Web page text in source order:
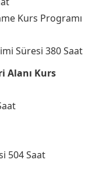
Kurs Programı
Süresi 380 Saat
Alanı Kurs
504 Saat